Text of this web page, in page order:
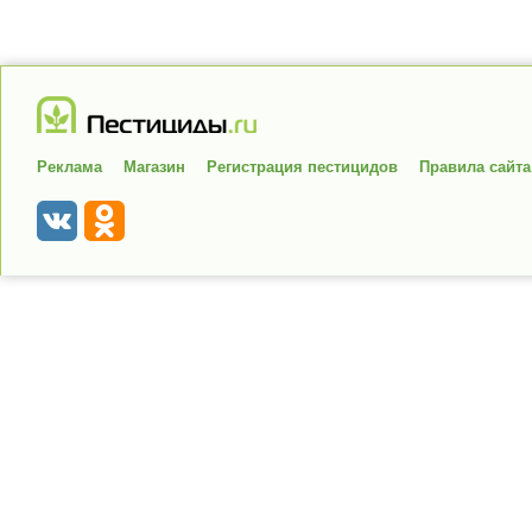
Реклама Магазин Регистрация пестицидов Правила сайта